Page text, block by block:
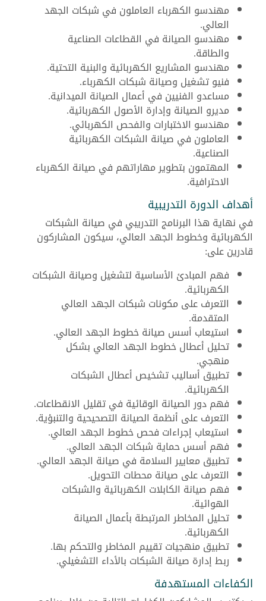
مهندسو الكهرباء العاملون في شبكات الجهد
العالي.
مهندسو الصيانة في القطاعات الصناعية
والطاقة.
مهندسو المشاريع الكهربائية والبنية التحتية.
فنيو تشغيل وصيانة شبكات الكهرباء.
مساعدو الفنيين في أعمال الصيانة الميدانية.
مديرو الصيانة وإدارة الأصول الكهربائية.
مهندسو الاختبارات والفحص الكهربائي.
العاملون في صيانة الشبكات الكهربائية
الصناعية.
المهتمون بتطوير مهاراتهم في صيانة الكهرباء
الاحترافية.
أهداف الدورة التدريبية
في نهاية هذا البرنامج التدريبي في صيانة الشبكات
الكهربائية وخطوط الجهد العالي، سيكون المشاركون
قادرين على:
فهم المبادئ الأساسية لتشغيل وصيانة الشبكات
الكهربائية.
التعرف على مكونات شبكات الجهد العالي
المتقدمة.
استيعاب أسس صيانة خطوط الجهد العالي.
تحليل أعطال خطوط الجهد العالي بشكل
منهجي.
تطبيق أساليب تشخيص أعطال الشبكات
الكهربائية.
فهم دور الصيانة الوقائية في تقليل الانقطاعات.
التعرف على أنظمة الصيانة التصحيحية والتنبؤية.
استيعاب إجراءات فحص خطوط الجهد العالي.
فهم أسس حماية شبكات الجهد العالي.
تطبيق معايير السلامة في صيانة الجهد العالي.
التعرف على صيانة محطات التحويل.
فهم صيانة الكابلات الكهربائية والشبكات
الهوائية.
تحليل المخاطر المرتبطة بأعمال الصيانة
الكهربائية.
تطبيق منهجيات تقييم المخاطر والتحكم بها.
ربط إدارة صيانة الشبكات بالأداء التشغيلي.
الكفاءات المستهدفة